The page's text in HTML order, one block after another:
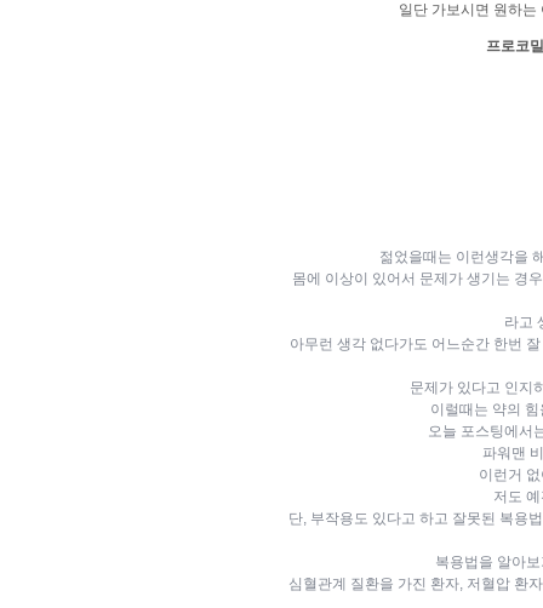
일단 가보시면 원하
프로코
젊었을때는 이런생각을
몸에 이상이 있어서 문제가 생기는 경
라고
아무런 생각 없다가도 어느순간 한번
문제가 있다고 인지
이럴때는 약의
오늘 포스팅에서
파워맨
이런거
저도
단, 부작용도 있다고 하고 잘못된 복용
복용법을 알아
심혈관계 질환을 가진 환자, 저혈압 환